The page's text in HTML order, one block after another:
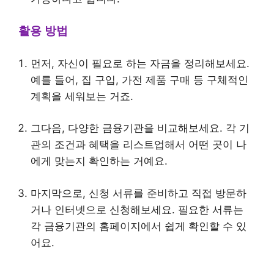
활용 방법
먼저, 자신이 필요로 하는 자금을 정리해보세요.
예를 들어, 집 구입, 가전 제품 구매 등 구체적인
계획을 세워보는 거죠.
그다음, 다양한 금융기관을 비교해보세요. 각 기
관의 조건과 혜택을 리스트업해서 어떤 곳이 나
에게 맞는지 확인하는 거예요.
마지막으로, 신청 서류를 준비하고 직접 방문하
거나 인터넷으로 신청해보세요. 필요한 서류는
각 금융기관의 홈페이지에서 쉽게 확인할 수 있
어요.